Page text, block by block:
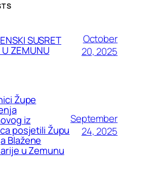
SUSRET
U ZEMUNU
October
20, 2025
Župe
iz
posjetili Župu
Blažene
u Zemunu
September
24, 2025